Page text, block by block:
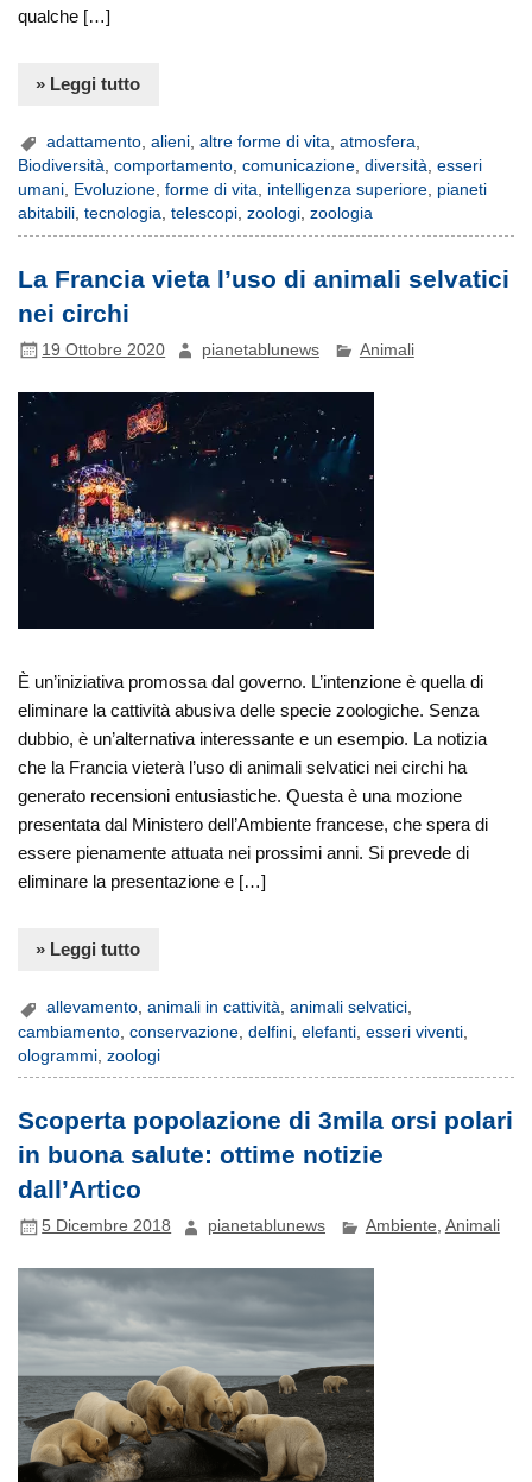
qualche […]
» Leggi tutto
adattamento,alieni,altre forme di vita,atmosfera,
Biodiversità,comportamento,comunicazione,diversità,esseri
umani, Evoluzione,forme di vita, intelligenza superiore, pianeti
abitabili,tecnologia,telescopi,zoologi,zoologia
La Francia vieta l’uso di animali selvatici
nei circhi
19 Ottobre 2020 pianetablunews Animali
È un’iniziativa promossa dal governo. L’intenzione è quella di
eliminare la cattività abusiva delle specie zoologiche. Senza
dubbio, è un’alternativa interessante e un esempio. La notizia
che la Francia vieterà l’uso di animali selvatici nei circhi ha
generato recensioni entusiastiche. Questa è una mozione
presentata dal Ministero dell’Ambiente francese, che spera di
essere pienamente attuata nei prossimi anni. Si prevede di
eliminare la presentazione e […]
» Leggi tutto
allevamento,animali in cattività,animali selvatici,
cambiamento ,conservazione ,delfini ,elefanti ,esseri viventi
ologrammi ,zoologi
Scoperta popolazione di 3mila orsi polari
in buona salute: ottime notizie
dall’Artico
5 Dicembre 2018 pianetablunews Ambiente, Animali